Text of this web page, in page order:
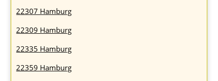
22307 Hamburg
22309 Hamburg
22335 Hamburg
22359 Hamburg